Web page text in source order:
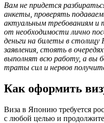
Вам не придется
анкеты, проверять
актуальным требованиям и
от необходимости лично
деньги на билеты в
заявления, стоять в
выполнят всю работу, а вы
траты сил и нервов
Как оформить
Виза в Японию требуется
с любой целью и